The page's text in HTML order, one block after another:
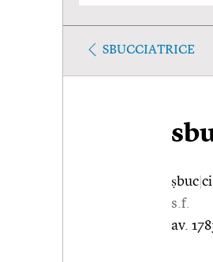
SBUCCIATRICE
ṣbuc
s.f.
av.